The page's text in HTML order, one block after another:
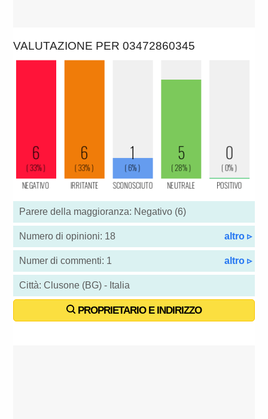
VALUTAZIONE PER 03472860345
Parere della maggioranza: Negativo (6)
Numero di opinioni: 18 altro ▹
Numer di commenti: 1 altro ▹
Città: Clusone (BG) - Italia
PROPRIETARIO E INDIRIZZO